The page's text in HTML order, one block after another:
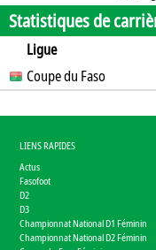
Statistiques de
Ligue
SO
B B
Coupe du Faso
LIENS RAPIDES
Actus
Fasofoot
D2
D3
Championnat National D1 Féminin
Championnat National D2 Féminin